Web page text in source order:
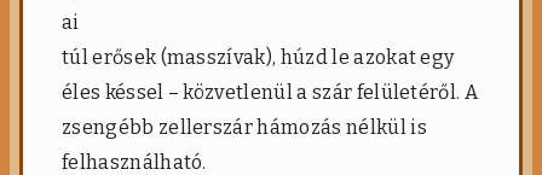
ai
túl erősek (masszívak), húzd le azokat egy
éles késsel – közvetlenül a szár felületéről. A
zsengébb zellerszár hámozás nélkül is
felhasználható.